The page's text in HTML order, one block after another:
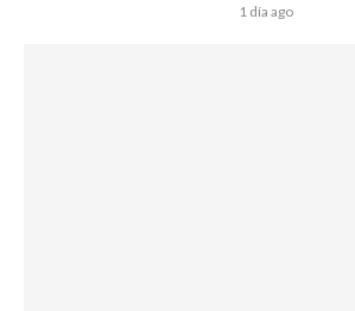
1 día ago